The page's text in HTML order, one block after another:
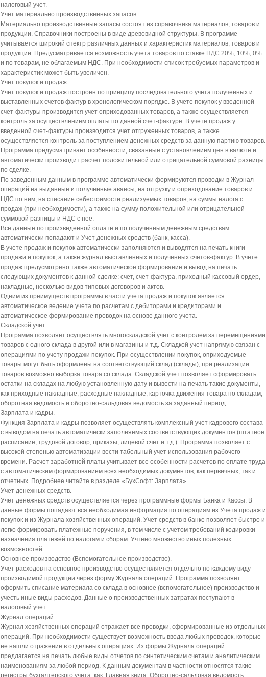
налоговый учет.
Учет материально производственных запасов.
Материально производственные запасы состоят из справочника материалов, товаров и
продукции. Справочники построены в виде древовидной структуры. В программе
учитывается широкий спектр различных данных и характеристик материалов, товаров и
продукции. Предусматривается возможность учета товаров по ставке НДС 20%, 10%, 0%
и по товарам, не облагаемым НДС. При необходимости список требуемых параметров и
характеристик может быть увеличен.
Учет покупок и продаж.
Учет покупок и продаж построен по принципу последовательного учета полученных и
выставленных счетов фактур в хронологическом порядке. В учете покупок у введенной
счет-фактуры производится учет оприходованных товаров, а также осуществляется
контроль за осуществлением оплаты по данной счет-фактуре. В учете продаж у
введенной счет-фактуры производится учет отгруженных товаров, а также
осуществляется контроль за поступлением денежных средств за данную партию товаров.
Программа предусматривает особенности, связанные с установлением цен в валюте и
автоматически производит расчет положительной или отрицательной суммовой разницы
по сделке.
По заведенным данным в программе автоматически формируются проводки в Журнал
операций на выданные и полученные авансы, на отгрузку и оприходование товаров и
НДС по ним, на списание себестоимости реализуемых товаров, на суммы налога с
продаж (при необходимости), а также на сумму положительной или отрицательной
суммовой разницы и НДС с нее.
Все данные по произведенной оплате и по полученным денежным средствам
автоматически попадают и Учет денежных средств (банк, касса).
В учете продаж и покупок автоматически заполняются и выводятся на печать книги
продажи и покупок, а также журнал выставленных и полученных счетов-фактур. В учете
продаж предусмотрено также автоматическое формирование и вывод на печать
следующих документов к данной сделке: счет, счет-фактура, приходный кассовый ордер,
накладные, несколько видов типовых договоров и актов.
Одним из преимуществ программы в части учета продаж и покупок является
автоматическое ведение учета по расчетам с дебиторами и кредиторами и
автоматическое формирование проводок на основе данного учета.
Складской учет.
Программа позволяет осуществлять многоскладской учет с контролем за перемещениями
товаров с одного склада в другой или в магазины и т.д. Складкой учет напрямую связан с
операциями по учету продажи покупок. При осуществлении покупок, оприходуемые
товары могут быть оформлены на соответствующий склад (склады), при реализации
товаров возможно выборка товара со склада. Складской учет позволяет сформировать
остатки на складах на любую установленную дату и вывести на печать такие документы,
как приходные накладные, расходные накладные, карточка движения товара по складам,
оборотная ведомость и оборотно-сальдовая ведомость за заданный период.
Зарплата и кадры.
Функция Зарплата и кадры позволяет осуществлять комплексный учет кадрового состава
с выводом на печать автоматически заполняемых соответствующих документов (штатное
расписание, трудовой договор, приказы, лицевой счет и т.д.). Программа позволяет с
высокой степенью автоматизации вести табельный учет использования рабочего
времени. Расчет заработной платы учитывает все особенности расчетов по оплате труда
с автоматическим формированием всех необходимых документов, как первичных, так и
отчетных. Подробнее читайте в разделе «БухСофт: Зарплата».
Учет денежных средств.
Учет денежных средств осуществляется через программные формы Банка и Кассы. В
данные формы попадают вся необходимая информация по операциям из Учета продаж и
покупок и из Журнала хозяйственных операций. Учет средств в банке позволяет быстро и
легко формировать платежные поручения, в том числе с учетом требований кодировки
назначения платежей по налогам и сборам. Учтено множество иных полезных
возможностей.
Основное производство (Вспомогательное производство).
Учет расходов на основное производство осуществляется отдельно по каждому виду
производимой продукции через форму Журнала операций. Программа позволяет
оформить списание материала со склада в основное (вспомогательное) производство и
учесть иные виды расходов. Данные о производственных затратах поступают в
налоговый учет.
Журнал операций.
Журнал хозяйственных операций отражает все проводки, сформированные из отдельных
операций. При необходимости существует возможность ввода любых проводок, которые
не нашли отражение в отдельных операциях. Из формы Журнала операций
предлагается на печать любые виды отчетов по синтетическим счетам и аналитическим
наименованиям за любой период. К данным документам в частности относятся такие
регистры бухгалтерского учета, как: Главная книга, Оборотно-сальдовая ведомость,